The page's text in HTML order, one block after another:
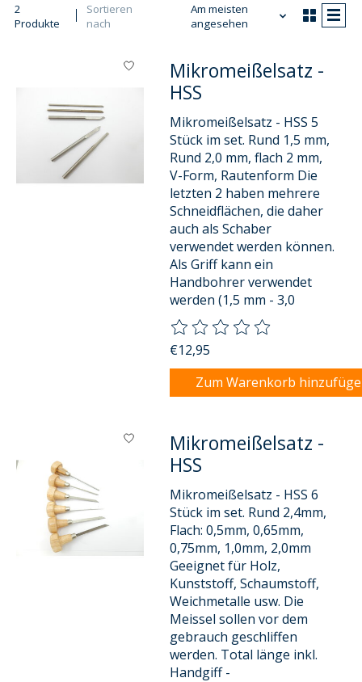
2
Produkte
Sortieren
nach
Am meisten
angesehen
Mikromeißelsatz -
HSS
Mikromeißelsatz - HSS 5
Stück im set. Rund 1,5 mm,
Rund 2,0 mm, flach 2 mm,
V-Form, Rautenform Die
letzten 2 haben mehrere
Schneidflächen, die daher
auch als Schaber
verwendet werden können.
Als Griff kann ein
Handbohrer verwendet
werden (1,5 mm - 3,0
Die Bewertung dieses
€12,95
Zum Warenkorb
Mikromeißelsatz -
HSS
Mikromeißelsatz - HSS 6
Stück im set. Rund 2,4mm,
Flach: 0,5mm, 0,65mm,
0,75mm, 1,0mm, 2,0mm
Geeignet für Holz,
Kunststoff, Schaumstoff,
Weichmetalle usw. Die
Meissel sollen vor dem
gebrauch geschliffen
werden. Total länge inkl.
Handgiff -